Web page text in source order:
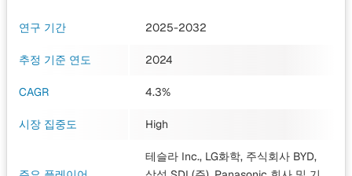
연구 기간 2025-2032
추정 기준 연도 2024
CAGR 4.3%
시장 집중도 High
테슬라 Inc., LG화학, 주식회사 BYD,